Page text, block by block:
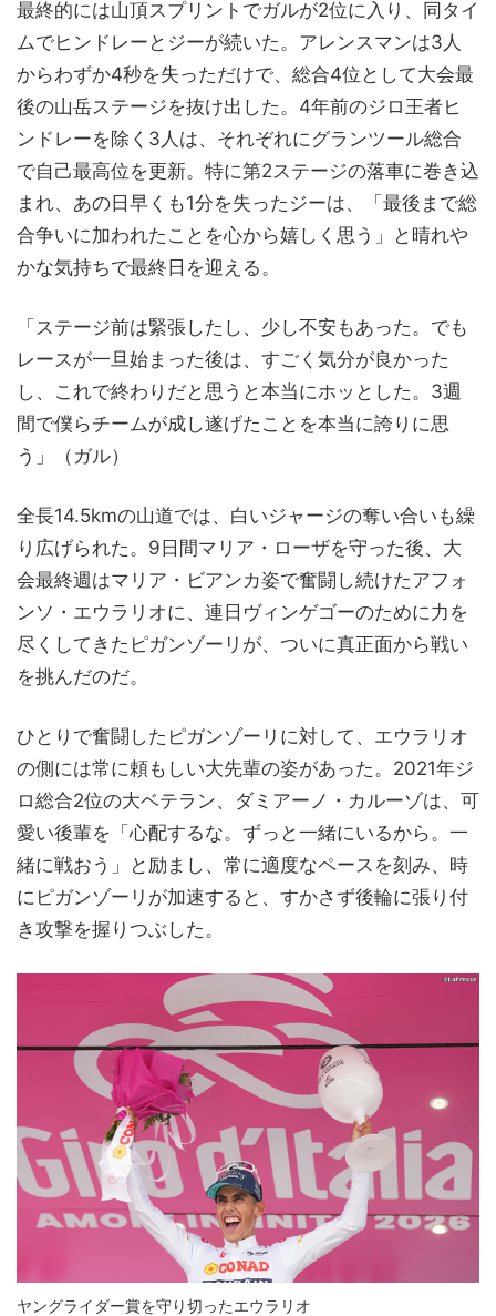
最終的には山頂スプリントでガルが2位に入り、同タイ
ムでヒンドレーとジーが続いた。アレンスマンは3人
からわずか4秒を失っただけで、総合4位として大会最
後の山岳ステージを抜け出した。4年前のジロ王者ヒ
ンドレーを除く3人は、それぞれにグランツール総合
で自己最高位を更新。特に第2ステージの落車に巻き込
まれ、あの日早くも1分を失ったジーは、「最後まで総
合争いに加われたことを心から嬉しく思う」と晴れや
かな気持ちで最終日を迎える。
「ステージ前は緊張したし、少し不安もあった。でも
レースが一旦始まった後は、すごく気分が良かった
し、これで終わりだと思うと本当にホッとした。3週
間で僕らチームが成し遂げたことを本当に誇りに思
う」（ガル）
全長14.5kmの山道では、白いジャージの奪い合いも繰
り広げられた。9日間マリア・ローザを守った後、大
会最終週はマリア・ビアンカ姿で奮闘し続けたアフォ
ンソ・エウラリオに、連日ヴィンゲゴーのために力を
尽くしてきたピガンゾーリが、ついに真正面から戦い
を挑んだのだ。
ひとりで奮闘したピガンゾーリに対して、エウラリオ
の側には常に頼もしい大先輩の姿があった。2021年ジ
ロ総合2位の大ベテラン、ダミアーノ・カルーゾは、可
愛い後輩を「心配するな。ずっと一緒にいるから。一
緒に戦おう」と励まし、常に適度なペースを刻み、時
にピガンゾーリが加速すると、すかさず後輪に張り付
き攻撃を握りつぶした。
ヤングライダー賞を守り切ったエウラリオ